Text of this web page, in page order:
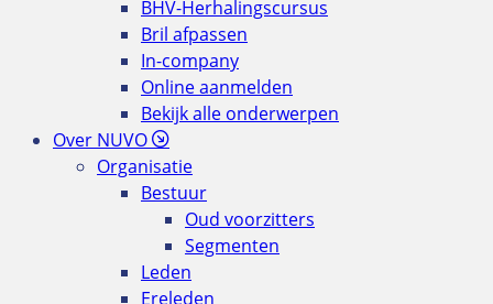
BHV-Herhalingscursus
Bril afpassen
In-company
Online aanmelden
Bekijk alle onderwerpen
Over NUVO
Organisatie
Bestuur
Oud voorzitters
Segmenten
Leden
Ereleden